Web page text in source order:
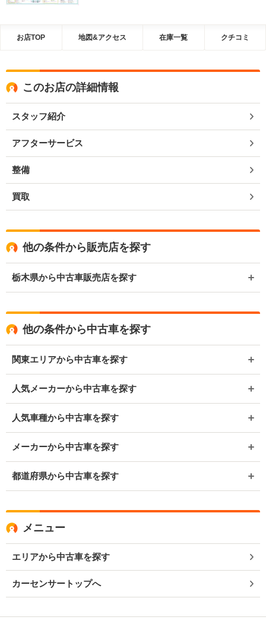
お店TOP 地図&アクセス 在庫一覧 クチコミ
このお店の詳細情報
スタッフ紹介
アフターサービス
整備
買取
他の条件から販売店を探す
栃木県から中古車販売店を探す
他の条件から中古車を探す
関東エリアから中古車を探す
人気メーカーから中古車を探す
人気車種から中古車を探す
メーカーから中古車を探す
都道府県から中古車を探す
メニュー
エリアから中古車を探す
カーセンサートップへ